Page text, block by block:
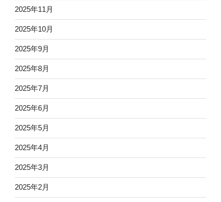
2025年11月
2025年10月
2025年9月
2025年8月
2025年7月
2025年6月
2025年5月
2025年4月
2025年3月
2025年2月